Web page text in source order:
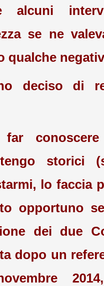
alcuni
se ne
qualche
deciso di
storici
lo faccia
opportuno
dei due
dopo un